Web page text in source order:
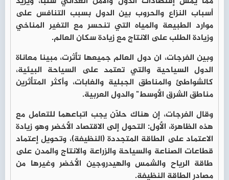
أسباب النزاع والحروب بين الدول بسبب التنافس على
موارد الطبيعة والمياه التي تنحسر مع التغير المناخي
وزيادة الطلب على الانتاج مع زيادة سكان العالم.
وبين الفرجات، ان دول العالم جميعها تأثرت، مبينا معاناة
الدول السياحية والتي تعتمد على السياحة البيئية،
كالشواطئ والمناطق الجبلية والغابات، وأكثر المتأثرين
مناطق الشرق الأوسط" والدول العربية.
وقال الفرجات، إن هناك حلّان يجب اتباعهما للتعامل مع
هذه الظاهرة، الأول: التحول إلى الاقتصاد الأخضر وهو زيادة
الاعتماد على الطاقة المتجددة (النظيفة)، وتحويل إعتماد
قطاعات الصناعة والسياحة والزراعة والانتاج والمدن على
طاقة الرياح والشمس والهيدروجين الأخضر وغيرها من
مصادر الطاقة النظيفة.